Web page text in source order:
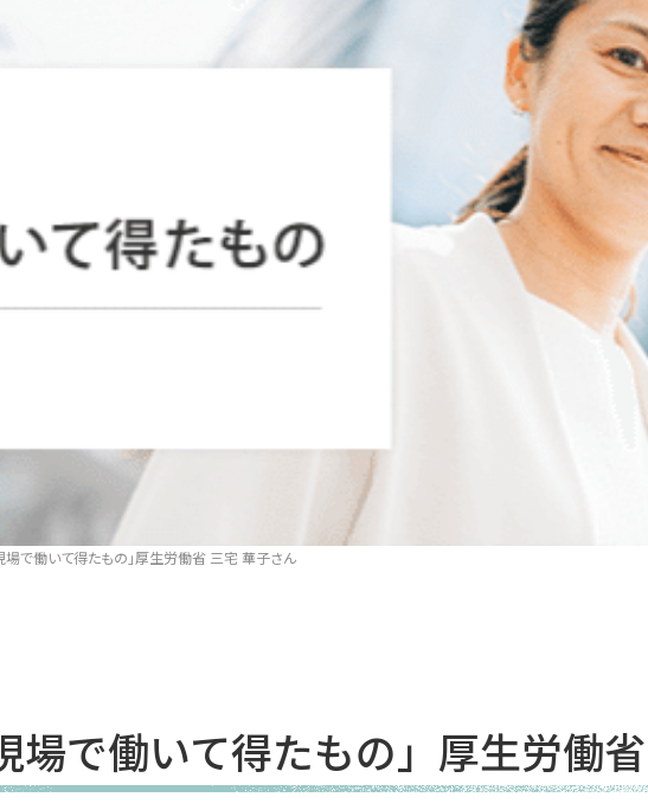
場で働いて得たもの」厚生労働省 三宅 華子さん
場で働いて得たもの」厚生労働